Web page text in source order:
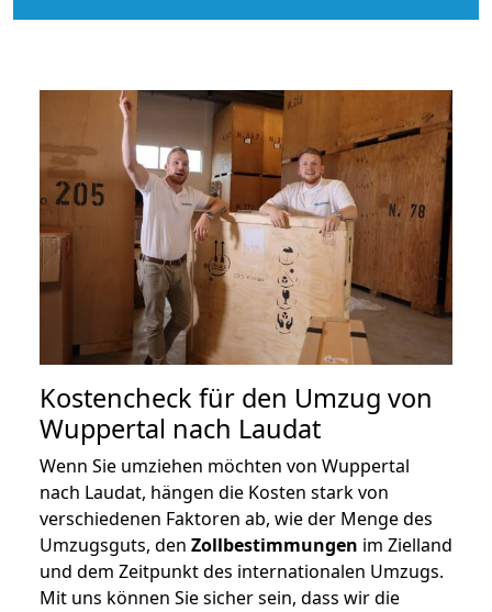
Kostencheck für den Umzug von
Wuppertal nach Laudat
Wenn Sie umziehen möchten von Wuppertal
nach Laudat, hängen die Kosten stark von
verschiedenen Faktoren ab, wie der Menge des
Umzugsguts, den Zollbestimmungen im Zielland
und dem Zeitpunkt des internationalen Umzugs.
Mit uns können Sie sicher sein, dass wir die